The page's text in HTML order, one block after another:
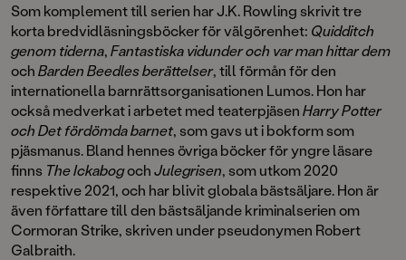
Som komplement till serien har J.K. Rowling skrivit tre
korta bredvidläsningsböcker för välgörenhet: Quidditch
genom tiderna,Fantastiska vidunder och var man hittar dem
ochBarden Beedles berättelser, till förmån för den
internationella barnrättsorganisationen Lumos. Hon har
också medverkat i arbetet med teaterpjäsenHarry Potter
och Det fördömda barnet, som gavs ut i bokform som
pjäsmanus. Bland hennes övriga böcker för yngre läsare
finns The IckabogochJulegrisen, som utkom 2020
respektive 2021, och har blivit globala bästsäljare. Hon är
även författare till den bästsäljande kriminalserien om
Cormoran Strike, skriven under pseudonymen Robert
Galbraith.